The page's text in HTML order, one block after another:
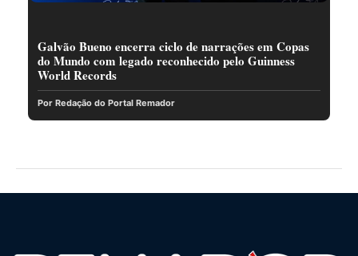
Galvão Bueno encerra ciclo de narrações em Copas
do Mundo com legado reconhecido pelo Guinness
World Records
Por Redação do Portal Remador